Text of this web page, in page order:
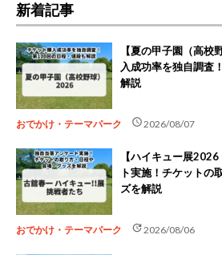
新着記事
【夏の甲子園（高
入成功率を独自調査
解説
おでかけ・テーマパーク schedule2026/08/07
【ハイキュー展
ト実施！チケットの
ズを解説
おでかけ・テーマパーク update2026/08/06